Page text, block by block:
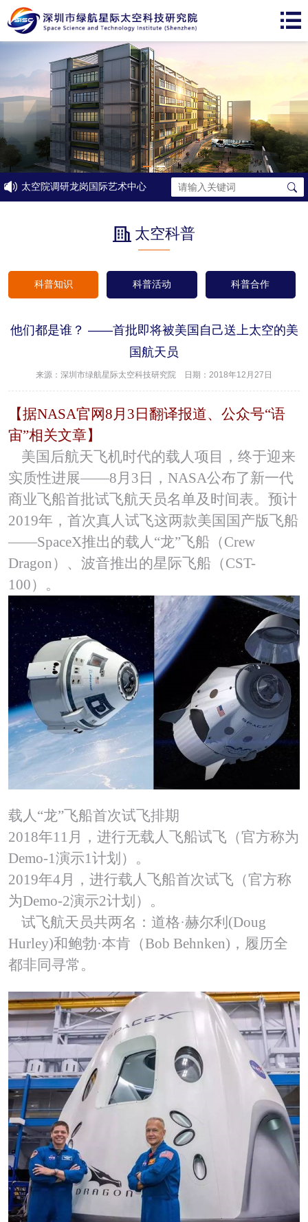
太空院调研龙岗国际艺术中心
太空科普
科普知识 科普活动 科普合作
他们都是谁？ ——首批即将被美国自己送上太空的美
国航天员
来源：深圳市绿航星际太空科技研究院 日期：2018年12月27日
【据NASA官网8月3日翻译报道、公众号“语
宙”相关文章】
美国后航天飞机时代的载人项目，终于迎来
实质性进展——8月3日，NASA公布了新一代
商业飞船首批试飞航天员名单及时间表。预计
2019年，首次真人试飞这两款美国国产版飞船
——SpaceX推出的载人“龙”飞船（Crew
Dragon）、波音推出的星际飞船（CST-
100）。
载人“龙”飞船首次试飞排期
2018年11月，进行无载人飞船试飞（官方称为
Demo-1演示1计划）。
2019年4月，进行载人飞船首次试飞（官方称
为Demo-2演示2计划）。
试飞航天员共两名：道格·赫尔利(Doug
Hurley)和鲍勃·本肯（Bob Behnken)，履历全
都非同寻常。